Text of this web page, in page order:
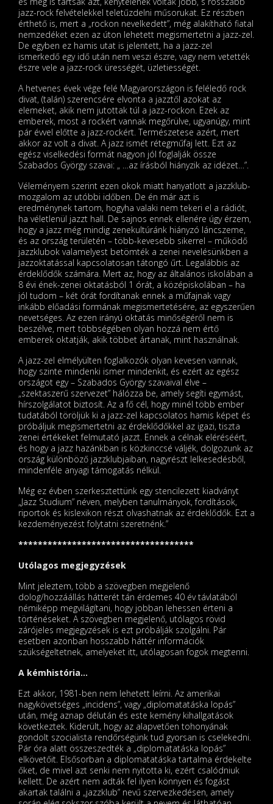
jazz-rock felvételekkel teletűzdelni műsorukat. Ez részben
érthető is, mert a „rockon nevelkedett”, még alakítható fiatal
nemzedéket ezen az úton lehetett megismertetni a jazz-zel.
De egyben ez hamis utat is jelentett, ha a jazz-zel
ismerkedő egy idő után nem veszi észre, vagy nem vetették
észre vele a jazz-rock ürességét, üzletiességét.
A hetvenes évek vége felé Magyarországon is feléledő rock
divat, (talán) szerencsére elvonta a jazztől azokat az
elemeket, akik nem jutottak túl a jazz-rockon. Ezek az
emberek, most a rockért vannak megőrülve, ugyanúgy, mint
pár évvel előtte a jazz-rockért. Természetese azért, mert
akkor az volt a divat. A jazz ismét rétegműfaj lett. Ezt az
egész viselkedési formát nagyon jól foglalják össze
Szabados György szavai: „ …az írásból hiányzik az idézet…”.
Véleményem szerint ezen okok miatt hanyatlott a jazzklub-
mozgalom az utóbbi időben. De én már azt is
eredménynek tartom, hogyha valaki nem tekeri el a rádiót,
ha véletlenül jazzt hall. De sajnos ennek ellenére úgy érzem,
hogy a jazz még mindig zenekultúránk hiányzó láncszeme,
és az ország területén – több-kevesebb sikerrel – működő
jazzklubok valamelyest betömték a zenei nevelésünkben a
jazzoktatással kapcsolatosan tátongó űrt. Legalábbis az
érdeklődők számára. Mert az, hogy az általános iskolában a
8 évi ének-zenei oktatásból 1 órát, a középiskolában – ha
jól tudom – két órát fordítanak ennek a műfajnak vagy
inkább előadási formának megismertetésére, az egyszerűen
nevetséges. Az ezen irányú oktatás minőségéről nem is
beszélve, mert többségében olyan hozzá nem értő
emberek oktatják, akik többet ártanak, mint használnak.
A jazz-zel elmélyülten foglalkozók olyan kevesen vannak,
hogy szinte mindenki ismer mindenkit, és ezért az egész
országot egy – Szabados György szavaival élve –
„szektaszerű szervezet” hálózza be, amely segíti egymást,
hírszolgálatot biztosít. Az a fő cél, hogy minél több ember
tudatából töröljük ki a jazz-zel kapcsolatos hamis képet és
próbáljuk megismertetni az érdeklődőkkel az igazi, tiszta
zenei értékeket felmutató jazzt. Ennek a célnak eléréséért,
és hogy a jazz hazánkban is közkinccsé váljék, dolgozunk az
ország különböző jazzklubjaiban, nagyrészt lelkesedésből,
mindenféle anyagi támogatás nélkül.
Még ez évben szerkesztettünk egy stencilezett kiadványt
„Jazz Studium” néven, melyben tanulmányok, fordítások,
riportok és kislexikon részt olvashatnak az érdeklődők. Ezt a
kezdeményezést folytatni szeretnénk.”
************************************
Utólagos megjegyzések
Mint jeleztem, több a szövegben megjelenő
dolog/hozzáállás hátterét tán érdemes 40 év távlatából
némiképp megvilágítani, hogy jobban lehessen érteni a
történéseket. A szövegben megjelenő, utólagos rövid
zárójeles megjegyzések is ezt próbálják szolgálni. Pár
esetben azonban hosszabb háttér információk
szükségeltetnek, amelyeket itt, utólagosan fogok megtenni.
A kémhistória…
Ezt akkor, 1981-ben nem lehetett leírni. Az amerikai
nagykövetséges „incidens”, vagy „diplomatatáska lopás”
után, még aznap délután és este kemény kihallgatások
következtek. Kiderült, hogy az alapvetően tohonyának
gondolt szocialista rendőrségünk tud gyorsan is cselekedni.
Pár óra alatt összeszedték a „diplomatatáska lopás”
elkövetőit. Elsősorban a diplomatatáska tartalma érdekelte
őket, de mivel azt senki nem nyitotta ki, ezért csalódniuk
kellett. De azért nem adták fel ilyen könnyen és fogást
akartak találni a „jazzklub” nevű szervezkedésen, amely